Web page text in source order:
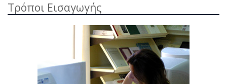
Τρόποι Εισαγωγής